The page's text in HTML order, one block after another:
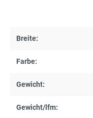
Breite:
Farbe:
Gewicht:
Gewicht/lfm: